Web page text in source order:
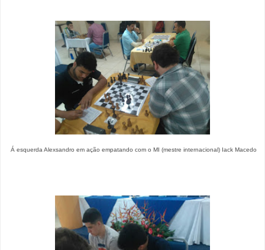
Á esquerda Alexsandro em ação empatando com o MI (mestre internacional) Iack Macedo